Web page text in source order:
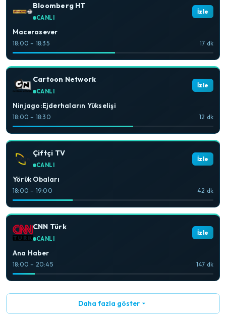
Bloomberg HT
CANLI
İzle
Macerasever
18:00 – 18:35 17 dk
Cartoon Network
CANLI
İzle
Ninjago:Ejderhaların Yükselişi
18:00 – 18:30 12 dk
Çiftçi TV
CANLI
İzle
Yörük Obaları
18:00 – 19:00 42 dk
CNN Türk
CANLI
İzle
Ana Haber
18:00 – 20:45 147 dk
Daha fazla göster